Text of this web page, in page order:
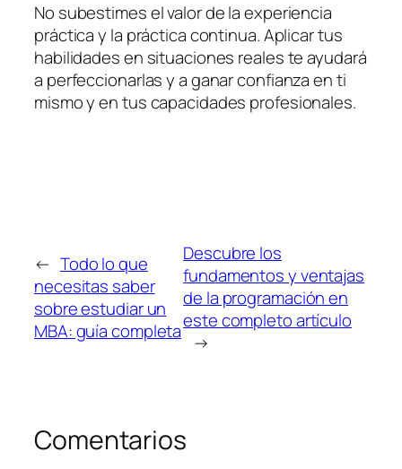
No subestimes el valor de la experiencia
práctica y la práctica continua. Aplicar tus
habilidades en situaciones reales te ayudará
a perfeccionarlas y a ganar confianza en ti
mismo y en tus capacidades profesionales.
← Todo lo que
necesitas saber
sobre estudiar un
MBA: guía completa
Descubre los
fundamentos y ventajas
de la programación en
este completo artículo
→
Comentarios